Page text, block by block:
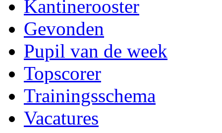
Kantinerooster
Gevonden
Pupil van de week
Topscorer
Trainingsschema
Vacatures